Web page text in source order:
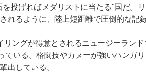
を投げればメダリストに当たる"国だ。
れるように、陸上短距離で圧倒的な記
リングが得意とされるニュージーラン
ている。格闘技やカヌーが強いハンガ
出している。